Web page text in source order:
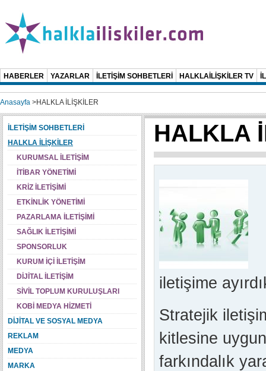
HABERLER YAZARLAR İLETİŞİM SOHBETLERİ HALKLAİLİŞKİLER TV
Anasayfa >HALKLA İLİŞKİLER
HALKLA
iletişime
Stratejik
kitlesine
farkındalık
İLETİŞİM SOHBETLERİ
HALKLA İLİŞKİLER
KURUMSAL İLETİŞİM
İTİBAR YÖNETİMİ
KRİZ İLETİŞİMİ
ETKİNLİK YÖNETİMİ
PAZARLAMA İLETİŞİMİ
SAĞLIK İLETİŞİMİ
SPONSORLUK
KURUM İÇİ İLETİŞİM
DİJİTAL İLETİŞİM
SİVİL TOPLUM KURULUŞLARI
KOBİ MEDYA HİZMETİ
DİJİTAL VE SOSYAL MEDYA
REKLAM
MEDYA
MARKA